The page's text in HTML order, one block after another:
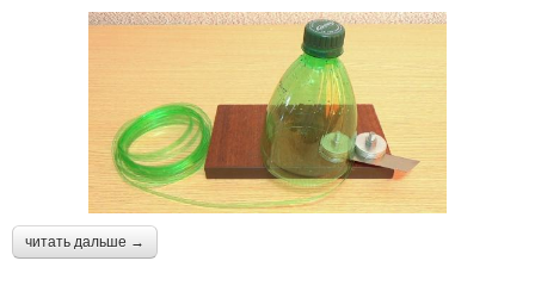
читать дальше →